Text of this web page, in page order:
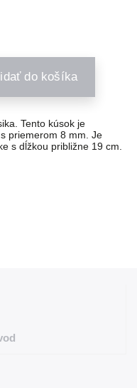
do košíka
Tento kúsok je
priemerom 8 mm. Je
s dĺžkou približne 19 cm.